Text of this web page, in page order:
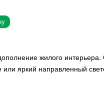
жилого
яркий направленный